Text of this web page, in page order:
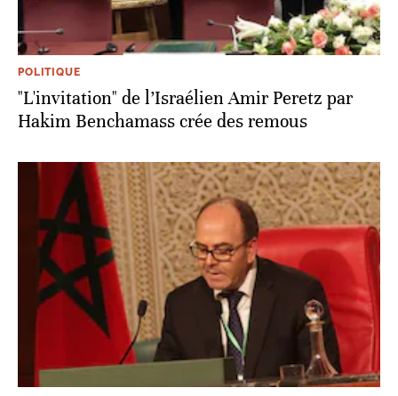
POLITIQUE
"L'invitation" de l’Israélien Amir Peretz par
Hakim Benchamass crée des remous